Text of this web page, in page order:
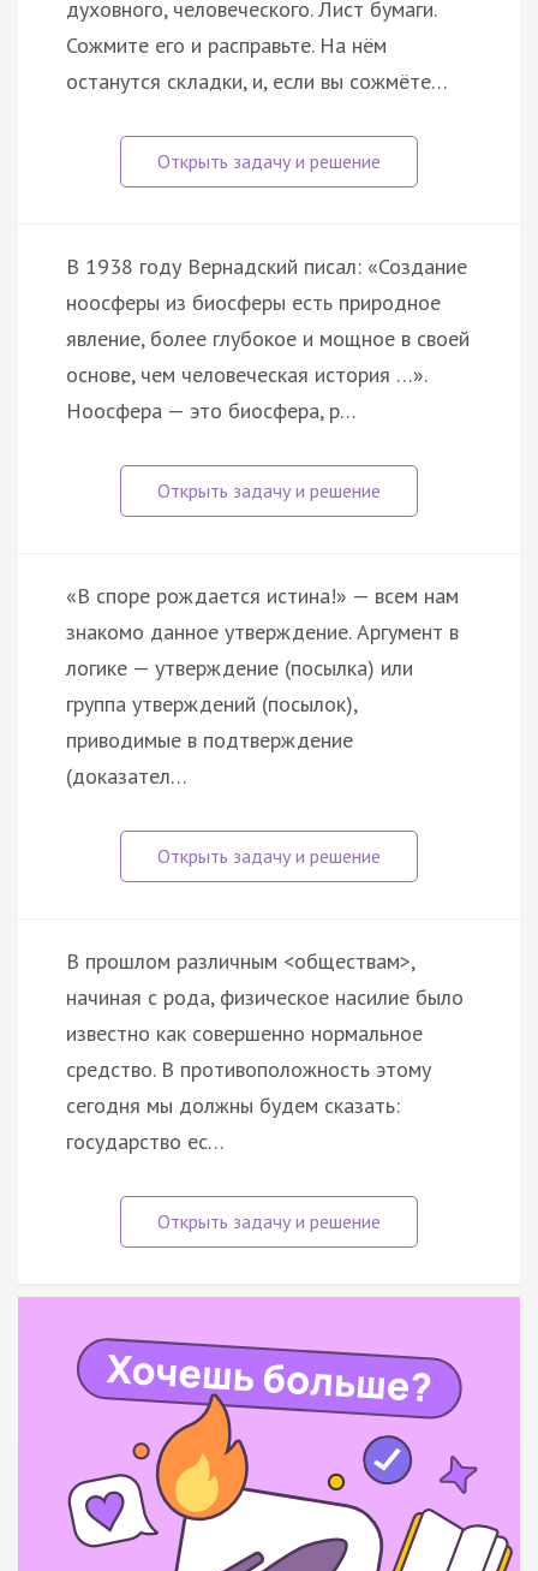
духовного, человеческого. Лист бумаги.
Сожмите его и расправьте. На нём
останутся складки, и, если вы сожмёте…
В 1938 году Вернадский писал: «Создание
ноосферы из биосферы есть природное
явление, более глубокое и мощное в своей
основе, чем человеческая история …».
Ноосфера — это биосфера, р…
«В споре рождается истина!» — всем нам
знакомо данное утверждение. Аргумент в
логике — утверждение (посылка) или
группа утверждений (посылок),
приводимые в подтверждение
(доказател…
В прошлом различным <обществам>,
начиная с рода, физическое насилие было
известно как совершенно нормальное
средство. В противоположность этому
сегодня мы должны будем сказать:
государство ес…